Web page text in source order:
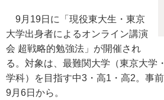
9月19日に「現役東大生・東京
大学出身者によるオンライン講演
会 超戦略的勉強法」が開催され
る。対象は、最難関大学（東京大学
学科）を目指す中3・高1・高2。事
9月6日から。